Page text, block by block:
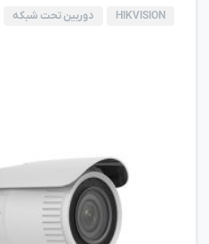
HIKVISION دوربین تحت شبکه